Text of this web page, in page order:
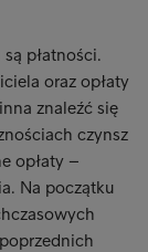
płatności.
oraz opłaty
znaleźć się
czynsz
opłaty –
Na początku